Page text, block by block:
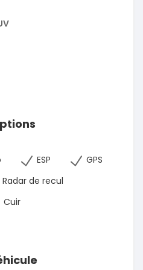
ESP
GPS
Radar de recul
Cuir